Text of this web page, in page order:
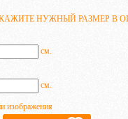
НУЖНЫЙ РАЗМЕР В
см.
см.
изображения